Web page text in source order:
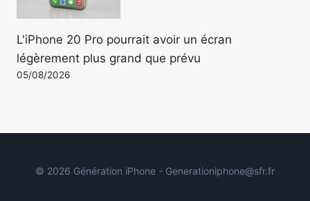
L'iPhone 20 Pro pourrait avoir un écran
légèrement plus grand que prévu
05/08/2026
© 2026 Génération iPhone - Generationiphone@sfr.fr